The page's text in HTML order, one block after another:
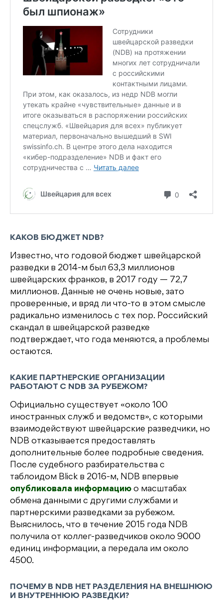
КАКОВ БЮДЖЕТ NDB?
Известно, что годовой бюджет швейцарской
разведки в 2014-м был 63,3 миллионов
швейцарских франков, в 2017 году — 72,7
миллионов. Данные не очень новые, зато
проверенные, и вряд ли что-то в этом смысле
радикально изменилось с тех пор. Российский
скандал в швейцарской разведке
подтверждает, что года меняются, а проблемы
остаются.
КАКИЕ ПАРТНЕРСКИЕ ОРГАНИЗАЦИИ
РАБОТАЮТ С NDB ЗА РУБЕЖОМ?
Официально существует «около 100
иностранных служб и ведомств», с которыми
взаимодействуют швейцарские разведчики, но
NDB отказывается предоставлять
дополнительные более подробные сведения.
После судебного разбирательства с
таблоидом Blick в 2016-м, NDB впервые
опубликовала информацию о масштабах
обмена данными с другими службами и
партнерскими разведками за рубежом.
Выяснилось, что в течение 2015 года NDB
получила от коллег-разведчиков около 9000
единиц информации, а передала им около
4500.
ПОЧЕМУ В NDB НЕТ РАЗДЕЛЕНИЯ НА ВНЕШНЮЮ
И ВНУТРЕННЮЮ РАЗВЕДКИ?